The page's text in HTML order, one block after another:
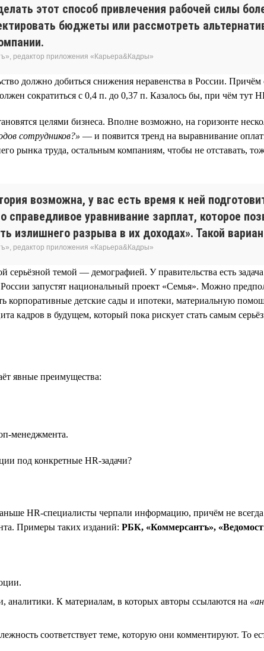
этот способ привлечения рабочей силы
бюджеты или рассмотреть
редактор приложения «Карьера&Кадры»
должно добиться снижения неравенства в России.
сократиться с 0,4 п. до 0,37 п. Казалось бы, при чём тут
целями бизнеса. Вполне возможно, на горизонте
сотрудников?» — и появится тренд на выравнивание
рынка труда, остальным компаниям, чтобы не отставать,
возможна, у вас есть время к ней
уравнивание зарплат, которое
излишнего разрыва в их доходах». Такой
редактор приложения «Карьера&Кадры»
серьёзной темой — демографией. У правительства есть
запустят национальный проект «Семья». Можно
корпоративные детские сады и ипотеки, материальную
кадров в будущем, который пока рискует стать самым
явные преимущества:
менеджмента.
под конкретные HR-задачи?
HR-специалисты черпали информацию, причём не
Примеры таких изданий: РБК, «Коммерсантъ»,
аналитики. К материалам, в которых авторы ссылаются на
соответствует теме, которую они комментируют. То